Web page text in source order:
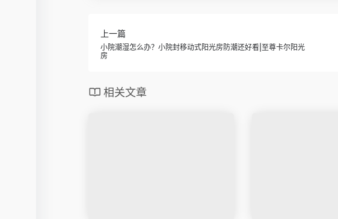
上一篇
小院潮湿怎么办？小院封移动式阳光房防潮还好看|至尊卡尔阳光
房
相关文章